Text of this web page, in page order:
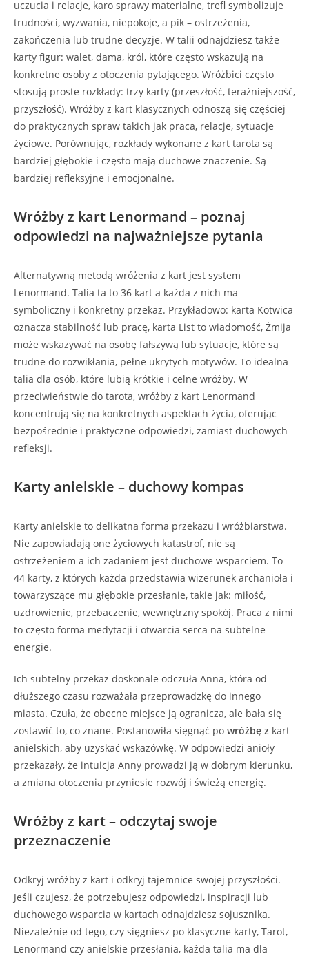
uczucia i relacje, karo sprawy materialne, trefl symbolizuje
trudności, wyzwania, niepokoje, a pik – ostrzeżenia,
zakończenia lub trudne decyzje. W talii odnajdziesz także
karty figur: walet, dama, król, które często wskazują na
konkretne osoby z otoczenia pytającego. Wróżbici często
stosują proste rozkłady: trzy karty (przeszłość, teraźniejszość,
przyszłość). Wróżby z kart klasycznych odnoszą się częściej
do praktycznych spraw takich jak praca, relacje, sytuacje
życiowe. Porównując, rozkłady wykonane z kart tarota są
bardziej głębokie i często mają duchowe znaczenie. Są
bardziej refleksyjne i emocjonalne.
Wróżby z kart Lenormand – poznaj
odpowiedzi na najważniejsze pytania
Alternatywną metodą wróżenia z kart jest system
Lenormand. Talia ta to 36 kart a każda z nich ma
symboliczny i konkretny przekaz. Przykładowo: karta Kotwica
oznacza stabilność lub pracę, karta List to wiadomość, Żmija
może wskazywać na osobę fałszywą lub sytuacje, które są
trudne do rozwikłania, pełne ukrytych motywów. To idealna
talia dla osób, które lubią krótkie i celne wróżby. W
przeciwieństwie do tarota, wróżby z kart Lenormand
koncentrują się na konkretnych aspektach życia, oferując
bezpośrednie i praktyczne odpowiedzi, zamiast duchowych
refleksji.
Karty anielskie – duchowy kompas
Karty anielskie to delikatna forma przekazu i wróżbiarstwa.
Nie zapowiadają one życiowych katastrof, nie są
ostrzeżeniem a ich zadaniem jest duchowe wsparciem. To
44 karty, z których każda przedstawia wizerunek archanioła i
towarzyszące mu głębokie przesłanie, takie jak: miłość,
uzdrowienie, przebaczenie, wewnętrzny spokój. Praca z nimi
to często forma medytacji i otwarcia serca na subtelne
energie.
Ich subtelny przekaz doskonale odczuła Anna, która od
dłuższego czasu rozważała przeprowadzkę do innego
miasta. Czuła, że obecne miejsce ją ogranicza, ale bała się
zostawić to, co znane. Postanowiła sięgnąć po wróżbę z kart
anielskich, aby uzyskać wskazówkę. W odpowiedzi anioły
przekazały, że intuicja Anny prowadzi ją w dobrym kierunku,
a zmiana otoczenia przyniesie rozwój i świeżą energię.
Wróżby z kart – odczytaj swoje
przeznaczenie
Odkryj wróżby z kart i odkryj tajemnice swojej przyszłości.
Jeśli czujesz, że potrzebujesz odpowiedzi, inspiracji lub
duchowego wsparcia w kartach odnajdziesz sojusznika.
Niezależnie od tego, czy sięgniesz po klasyczne karty, Tarot,
Lenormand czy anielskie przesłania, każda talia ma dla